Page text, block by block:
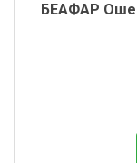
БЕАФАР